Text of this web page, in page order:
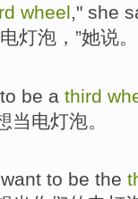
wheel," she
电灯泡 ，”她说。
be a third
当电灯泡。
to be the